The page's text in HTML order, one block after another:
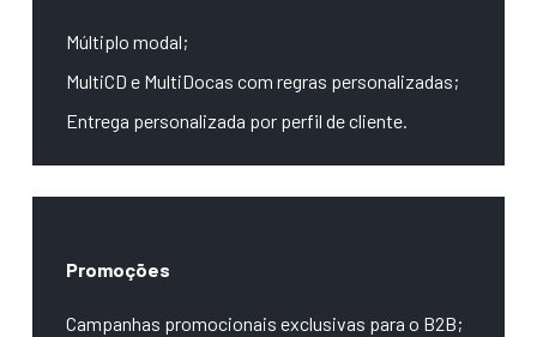
Múltiplo modal;
MultiCD e MultiDocas com regras personalizadas;
Entrega personalizada por perfil de cliente.
Promoções
Campanhas promocionais exclusivas para o B2B;